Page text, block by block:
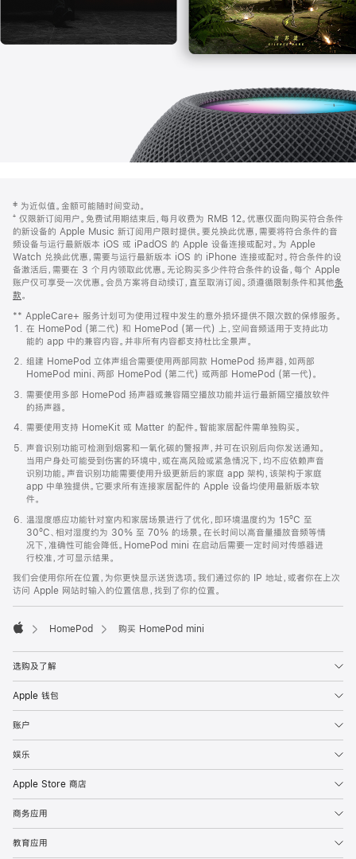
页
页
脚
注
‡ 为近似值。金额可能随时间变动。
⁺ 仅限新订阅用户。免费试用期结束后，每月收费为 RMB 12。优惠仅面向购买符合条件
的新设备的 Apple Music 新订阅用户限时提供。要兑换此优惠，需要将符合条件的音
频设备与运行最新版本 iOS 或 iPadOS 的 Apple 设备连接或配对。为 Apple
Watch 兑换此优惠，需要与运行最新版本 iOS 的 iPhone 连接或配对。符合条件的设
备激活后，需要在 3 个月内领取此优惠。无论购买多少件符合条件的设备，每个 Apple
账户仅可享受一次优惠。会员方案将自动续订，直至取消订阅。须遵循限制条件和其他条
款。
窗
口
中
打
开)
** AppleCare+ 服务计划可为使用过程中发生的意外损坏提供不限次数的保修服务。
在 HomePod (第二代) 和 HomePod (第一代) 上，空间音频适用于支持此功
能的 app 中的兼容内容。并非所有内容都支持杜比全景声。
组建 HomePod 立体声组合需要使用两部同款 HomePod 扬声器，如两部
HomePod mini、两部 HomePod (第二代) 或两部 HomePod (第一代)。
需要使用多部 HomePod 扬声器或兼容隔空播放功能并运行最新隔空播放软件
的扬声器。
需要使用支持 HomeKit 或 Matter 的配件。智能家居配件需单独购买。
声音识别功能可检测到烟雾和一氧化碳的警报声，并可在识别后向你发送通知。
当用户身处可能受到伤害的环境中，或在高风险或紧急情况下，均不应依赖声音
识别功能。声音识别功能需要使用升级更新后的家庭 app 架构，该架构于家庭
app 中单独提供。它要求所有连接家居配件的 Apple 设备均使用最新版本软
件。
温湿度感应功能针对室内和家居场景进行了优化，即环境温度约为 15ºC 至
30ºC、相对湿度约为 30% 至 70% 的场景。在长时间以高音量播放音频等情
况下，准确性可能会降低。HomePod mini 在启动后需要一定时间对传感器进
行校准，才可显示结果。
我们会使用你所在位置，为你更快显示送货选项。我们通过你的 IP 地址，或者你在上次
访问 Apple 网站时输入的位置信息，找到了你的位置。
HomePod 购买 HomePod mini
选购及了解
Apple 钱包
账户
娱乐
Apple Store 商店
商务应用
教育应用